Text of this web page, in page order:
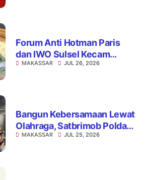
Forum Anti Hotman Paris
dan IWO Sulsel Kecam
Dugaan Pelecehan terhadap
MAKASSAR JUL 26, 2026
Bangun Kebersamaan Lewat
Olahraga, Satbrimob Polda
Sulsel dan BI Gelar Lomba
MAKASSAR JUL 25, 2026